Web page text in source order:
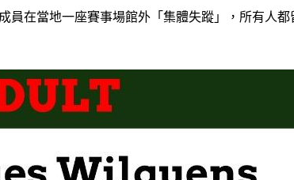
在當地一座賽事場館外「集體失蹤」，所有人都